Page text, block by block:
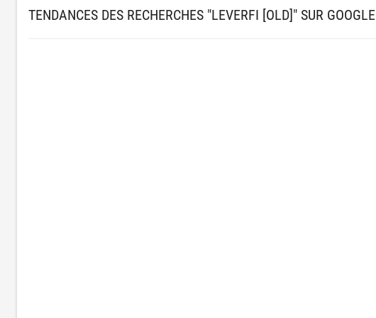
TENDANCES DES RECHERCHES "LEVERFI [OLD]" SUR GOOGLE